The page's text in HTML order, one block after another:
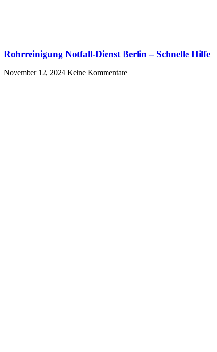
Rohrreinigung Notfall-Dienst Berlin – Schnelle Hilfe
November 12, 2024 Keine Kommentare